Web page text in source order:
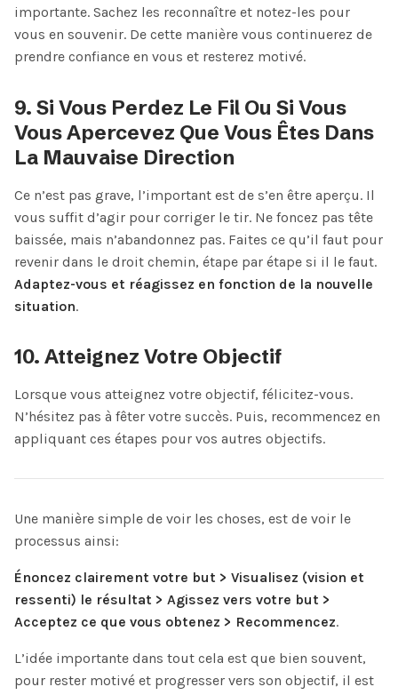
importante. Sachez les reconnaître et notez-les pour
vous en souvenir. De cette manière vous continuerez de
prendre confiance en vous et resterez motivé.
9. Si Vous Perdez Le Fil Ou Si Vous
Vous Apercevez Que Vous Êtes Dans
La Mauvaise Direction
Ce n’est pas grave, l’important est de s’en être aperçu. Il
vous suffit d’agir pour corriger le tir. Ne foncez pas tête
baissée, mais n’abandonnez pas. Faites ce qu’il faut pour
revenir dans le droit chemin, étape par étape si il le faut.
Adaptez-vous et réagissez en fonction de la nouvelle
situation.
10. Atteignez Votre Objectif
Lorsque vous atteignez votre objectif, félicitez-vous.
N’hésitez pas à fêter votre succès. Puis, recommencez en
appliquant ces étapes pour vos autres objectifs.
Une manière simple de voir les choses, est de voir le
processus ainsi:
Énoncez clairement votre but > Visualisez (vision et
ressenti) le résultat > Agissez vers votre but >
Acceptez ce que vous obtenez > Recommencez.
L’idée importante dans tout cela est que bien souvent,
pour rester motivé et progresser vers son objectif, il est